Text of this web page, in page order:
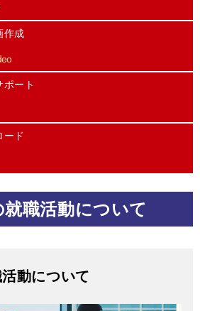
作成
ポート
ード
職活動について
動について